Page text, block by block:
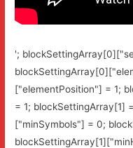
';
["elementPosition"] = 1;
= 1; blockSettingArray[1]
["minSymbols"] = 0;